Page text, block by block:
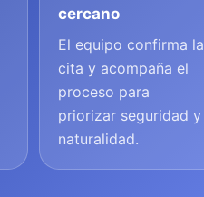
cercano
El equipo confirma la
cita y acompaña el
proceso para
priorizar seguridad y
naturalidad.